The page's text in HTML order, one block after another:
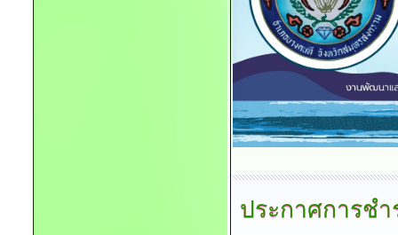
ประกาศการชำ